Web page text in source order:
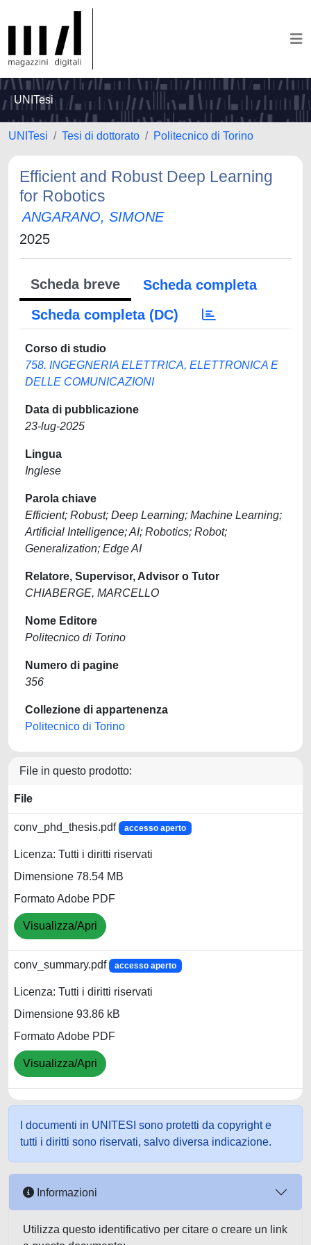
UNITesi
UNITesi Tesi di dottorato Politecnico di Torino
Efficient and Robust Deep Learning
for Robotics
ANGARANO, SIMONE
2025
Scheda breve
Scheda completa
Scheda completa (DC)
Corso di studio
758. INGEGNERIA ELETTRICA, ELETTRONICA E
DELLE COMUNICAZIONI
Data di pubblicazione
23-lug-2025
Lingua
Inglese
Parola chiave
Efficient; Robust; Deep Learning; Machine Learning;
Artificial Intelligence; AI; Robotics; Robot;
Generalization; Edge AI
Relatore, Supervisor, Advisor o Tutor
CHIABERGE, MARCELLO
Nome Editore
Politecnico di Torino
Numero di pagine
356
Collezione di appartenenza
Politecnico di Torino
File in questo prodotto:
File
conv_phd_thesis.pdf accesso aperto
Licenza: Tutti i diritti riservati
Dimensione 78.54 MB
Formato Adobe PDF
Visualizza/Apri
conv_summary.pdf accesso aperto
Licenza: Tutti i diritti riservati
Dimensione 93.86 kB
Formato Adobe PDF
Visualizza/Apri
I documenti in UNITESI sono protetti da copyright e
tutti i diritti sono riservati, salvo diversa indicazione.
Informazioni
Utilizza questo identificativo per citare o creare un link